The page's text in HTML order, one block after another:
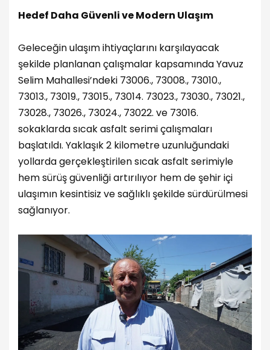
Hedef Daha Güvenli ve Modern Ulaşım
Geleceğin ulaşım ihtiyaçlarını karşılayacak
şekilde planlanan çalışmalar kapsamında Yavuz
Selim Mahallesi’ndeki 73006., 73008., 73010.,
73013., 73019., 73015., 73014. 73023., 73030., 73021.,
73028., 73026., 73024., 73022. ve 73016.
sokaklarda sıcak asfalt serimi çalışmaları
başlatıldı. Yaklaşık 2 kilometre uzunluğundaki
yollarda gerçekleştirilen sıcak asfalt serimiyle
hem sürüş güvenliği artırılıyor hem de şehir içi
ulaşımın kesintisiz ve sağlıklı şekilde sürdürülmesi
sağlanıyor.